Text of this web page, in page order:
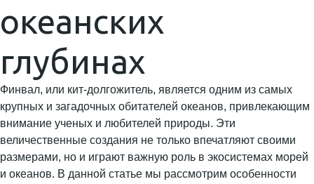
океанских
глубинах
Финвал, или кит-долгожитель, является одним из самых
крупных и загадочных обитателей океанов, привлекающим
внимание ученых и любителей природы. Эти
величественные создания не только впечатляют своими
размерами, но и играют важную роль в экосистемах морей
и океанов. В данной статье мы рассмотрим особенности